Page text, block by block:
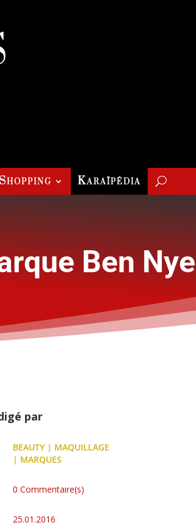
Shopping Karaïpédia
Ben Nye
par
BEAUTY| MAQUILLAGE
| MARQUES
0 Commentaire(s)
25.01.2016